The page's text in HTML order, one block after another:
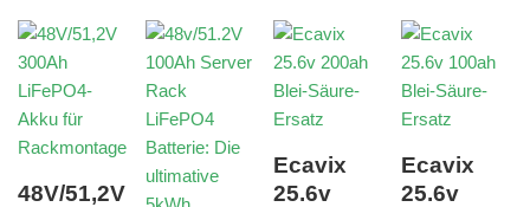
48V/51,2V
Ecavix
25.6v
Ecavix
25.6v